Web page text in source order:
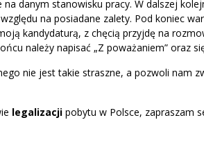
danym stanowisku pracy. W dalszej
na posiadane zalety. Pod koniec
kandydaturą, z chęcią przyjdę na
należy napisać „Z poważaniem” oraz
nie jest takie straszne, a pozwoli nam
legalizacjipobytu w Polsce, zapraszam